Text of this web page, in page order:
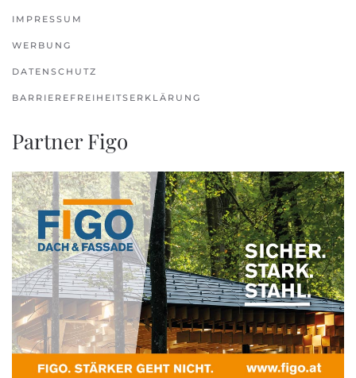
IMPRESSUM
WERBUNG
DATENSCHUTZ
BARRIEREFREIHEITSERKLÄRUNG
Partner Figo